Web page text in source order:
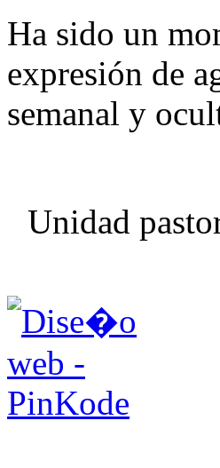
Ha sido un
expresión de
semanal y
Unidad